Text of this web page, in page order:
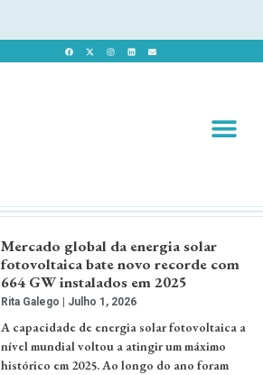
Mercado global da energia solar
fotovoltaica bate novo recorde com
664 GW instalados em 2025
Rita Galego Julho 1, 2026
A capacidade de energia solar fotovoltaica a
nível mundial voltou a atingir um máximo
histórico em 2025. Ao longo do ano foram